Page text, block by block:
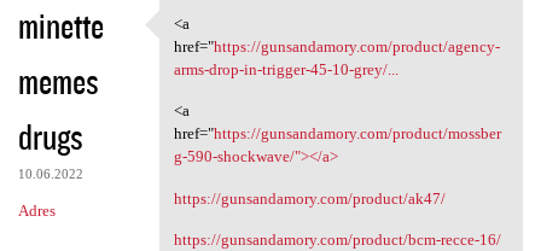
minette
memes
drugs
10.06.2022
Adres
<a href="https://gunsandamory
<a
href="https://gunsandamory.com/product/agency-
arms-drop-in-trigger-45-10-grey/...
<a
href="https://gunsandamory.com/product/mossber
g-590-shockwave/"></a>
https://gunsandamory.com/product/ak47/
https://gunsandamory.com/product/bcm-recce-16/